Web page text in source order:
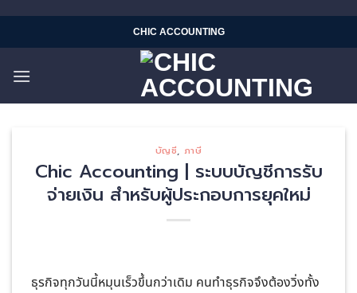
to
content
CHIC ACCOUNTING
บัญชี, ภาษี
Chic Accounting | ระบบบัญชีการรับ
จ่ายเงิน สำหรับผู้ประกอบการยุคใหม่
ธุรกิจทุกวันนี้หมุนเร็วขึ้นกว่าเดิม คนทำธุรกิจจึงต้องวิ่งทั้ง